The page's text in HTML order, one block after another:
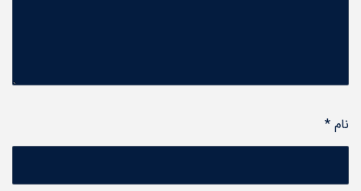
نام *